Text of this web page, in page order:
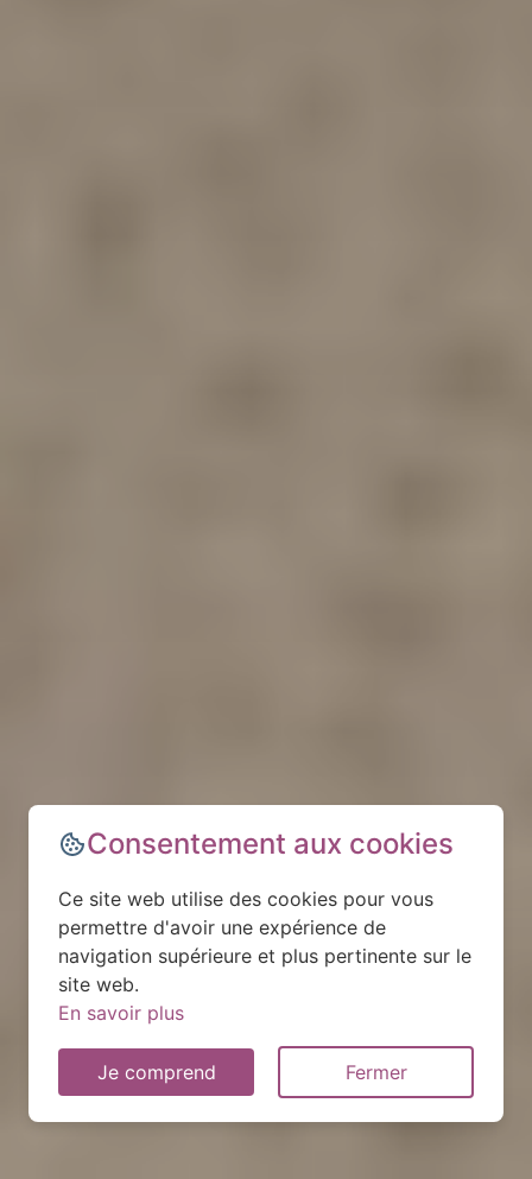
Consentement aux cookies
Ce site web utilise des cookies pour vous
permettre d'avoir une expérience de
navigation supérieure et plus pertinente sur le
site web.
En savoir plus
Je comprend Fermer